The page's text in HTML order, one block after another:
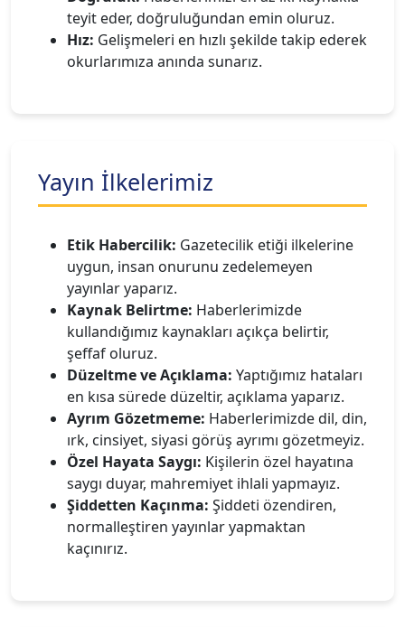
teyit eder, doğruluğundan emin oluruz.
Hız: Gelişmeleri en hızlı şekilde takip ederek
okurlarımıza anında sunarız.
Yayın İlkelerimiz
Etik Habercilik: Gazetecilik etiği ilkelerine
uygun, insan onurunu zedelemeyen
yayınlar yaparız.
Kaynak Belirtme: Haberlerimizde
kullandığımız kaynakları açıkça belirtir,
şeffaf oluruz.
Düzeltme ve Açıklama: Yaptığımız hataları
en kısa sürede düzeltir, açıklama yaparız.
Ayrım Gözetmeme: Haberlerimizde dil, din,
ırk, cinsiyet, siyasi görüş ayrımı gözetmeyiz.
Özel Hayata Saygı: Kişilerin özel hayatına
saygı duyar, mahremiyet ihlali yapmayız.
Şiddetten Kaçınma: Şiddeti özendiren,
normalleştiren yayınlar yapmaktan
kaçınırız.